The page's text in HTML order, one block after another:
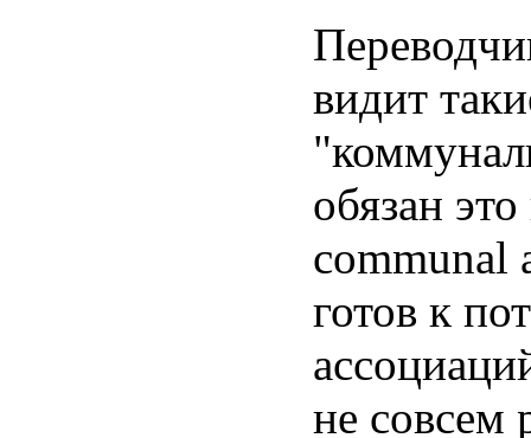
видит
обязан
communal
готов к
не совсем